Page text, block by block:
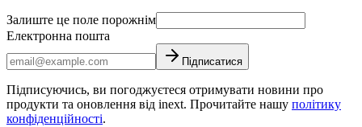
Залиште це поле порожнім
Електронна пошта
Підписатися
Підписуючись, ви погоджуєтеся отримувати новини про
продукти та оновлення від inext. Прочитайте нашу політику
конфіденційності.